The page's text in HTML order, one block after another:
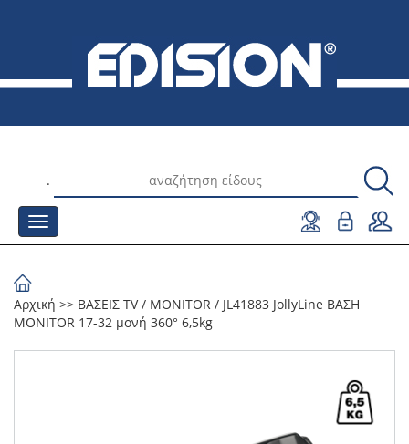
.
Αρχική >> ΒΑΣΕΙΣ TV/ MONITOR / JL41883 JollyLine ΒΑΣΗ
MONITOR 17-32 μονή 360° 6,5kg